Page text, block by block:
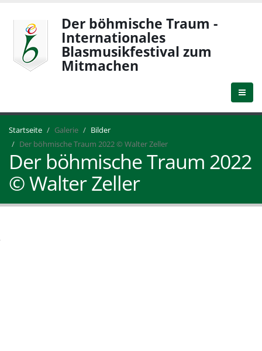
Der böhmische Traum -
Internationales
Blasmusikfestival zum
Mitmachen
Startseite Galerie
Bilder
Der böhmische Traum 2022 © Walter Zeller
Der böhmische Traum 2022
© Walter Zeller